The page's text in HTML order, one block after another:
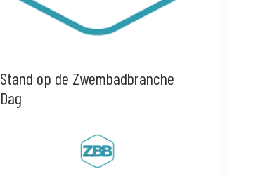
Stand op de Zwembadbranche
Dag